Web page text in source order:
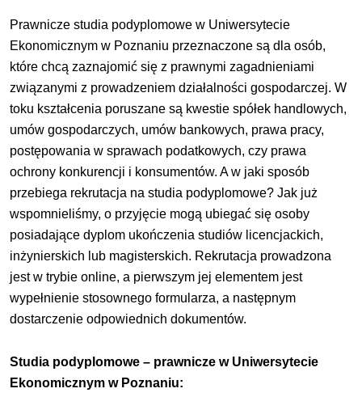
Prawnicze studia podyplomowe w Uniwersytecie
Ekonomicznym w Poznaniu przeznaczone są dla osób,
które chcą zaznajomić się z prawnymi zagadnieniami
związanymi z prowadzeniem działalności gospodarczej. W
toku kształcenia poruszane są kwestie spółek handlowych,
umów gospodarczych, umów bankowych, prawa pracy,
postępowania w sprawach podatkowych, czy prawa
ochrony konkurencji i konsumentów. A w jaki sposób
przebiega rekrutacja na studia podyplomowe? Jak już
wspomnieliśmy, o przyjęcie mogą ubiegać się osoby
posiadające dyplom ukończenia studiów licencjackich,
inżynierskich lub magisterskich. Rekrutacja prowadzona
jest w trybie online, a pierwszym jej elementem jest
wypełnienie stosownego formularza, a następnym
dostarczenie odpowiednich dokumentów.
Studia podyplomowe – prawnicze w Uniwersytecie
Ekonomicznym w Poznaniu: